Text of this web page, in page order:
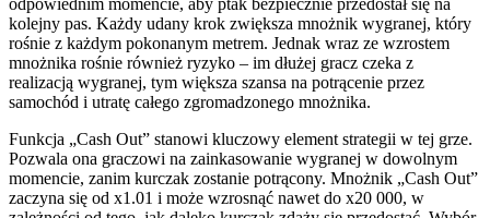
odpowiednim momencie, aby ptak bezpiecznie przedostał się na
kolejny pas. Każdy udany krok zwiększa mnożnik wygranej, który
rośnie z każdym pokonanym metrem. Jednak wraz ze wzrostem
mnożnika rośnie również ryzyko – im dłużej gracz czeka z
realizacją wygranej, tym większa szansa na potrącenie przez
samochód i utratę całego zgromadzonego mnożnika.
Funkcja „Cash Out” stanowi kluczowy element strategii w tej grze.
Pozwala ona graczowi na zainkasowanie wygranej w dowolnym
momencie, zanim kurczak zostanie potrącony. Mnożnik „Cash Out”
zaczyna się od x1.01 i może wzrosnąć nawet do x20 000, w